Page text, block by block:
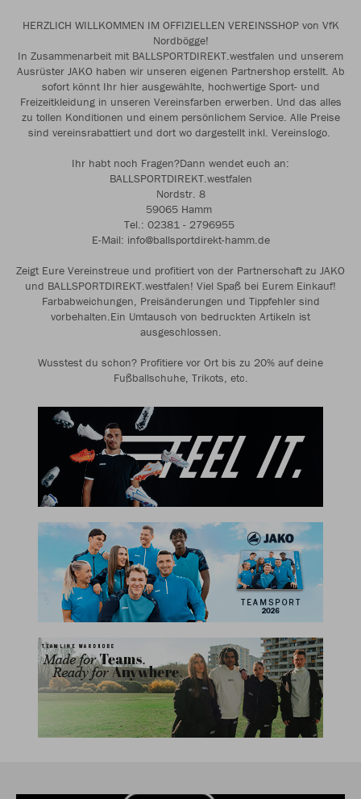
HERZLICH WILLKOMMEN IM OFFIZIELLEN VEREINSSHOP von VfK
Nordbögge!
In Zusammenarbeit mit BALLSPORTDIREKT.westfalen und unserem
Ausrüster JAKO haben wir unseren eigenen Partnershop erstellt. Ab
sofort könnt Ihr hier ausgewählte, hochwertige Sport- und
Freizeitkleidung in unseren Vereinsfarben erwerben. Und das alles
zu tollen Konditionen und einem persönlichem Service. Alle Preise
sind vereinsrabattiert und dort wo dargestellt inkl. Vereinslogo.
Ihr habt noch Fragen?Dann wendet euch an:
BALLSPORTDIREKT.westfalen
Nordstr. 8
59065 Hamm
Tel.: 02381 - 2796955
E-Mail: info@ballsportdirekt-hamm.de
Zeigt Eure Vereinstreue und profitiert von der Partnerschaft zu JAKO
und BALLSPORTDIREKT.westfalen! Viel Spaß bei Eurem Einkauf!
Farbabweichungen, Preisänderungen und Tippfehler sind
vorbehalten.Ein Umtausch von bedruckten Artikeln ist
ausgeschlossen.
Wusstest du schon? Profitiere vor Ort bis zu 20% auf deine
Fußballschuhe, Trikots, etc.